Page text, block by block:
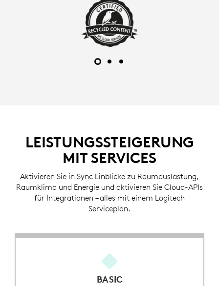
LEISTUNGSSTEIGERUNG
MIT SERVICES
Aktivieren Sie in Sync Einblicke zu Raumauslastung,
Raumklima und Energie und aktivieren Sie Cloud-APIs
für Integrationen – alles mit einem Logitech
Serviceplan.
BASIC